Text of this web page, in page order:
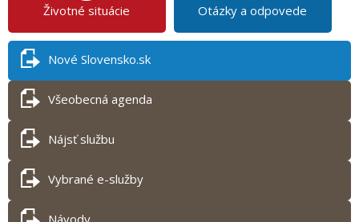
Životné situácie Otázky a odpovede
Nové Slovensko.sk
Všeobecná agenda
Nájsť službu
Vybrané e-služby
Návody